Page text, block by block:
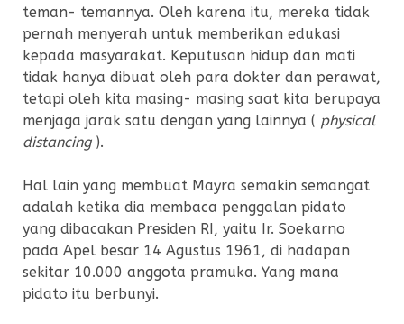
teman- temannya. Oleh karena itu, mereka tidak
pernah menyerah untuk memberikan edukasi
kepada masyarakat. Keputusan hidup dan mati
tidak hanya dibuat oleh para dokter dan perawat,
tetapi oleh kita masing- masing saat kita berupaya
menjaga jarak satu dengan yang lainnya ( physical
distancing).
Hal lain yang membuat Mayra semakin semangat
adalah ketika dia membaca penggalan pidato
yang dibacakan Presiden RI, yaitu Ir. Soekarno
pada Apel besar 14 Agustus 1961, di hadapan
sekitar 10.000 anggota pramuka. Yang mana
pidato itu berbunyi.